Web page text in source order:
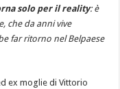
solo per il reality: è
che da anni vive
far ritorno nel Belpaese
ex moglie di Vittorio